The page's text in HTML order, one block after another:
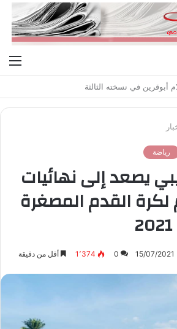
أبوقرين في نسخته الثالثة
رياضة
يصعد إلى نهائيات
القدم المصغرة
15/07/2021
0 1٬374 أقل من دقيقة